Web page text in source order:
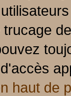
trucage
haut de